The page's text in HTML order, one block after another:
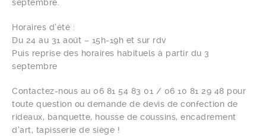
septembre.
Horaires d’été :
Du 24 au 31 août – 15h-19h et sur rdv
Puis reprise des horaires habituels à partir du 3
septembre
Contactez-nous au 06 81 54 83 01 / 06 10 81 29 48 pour
toute question ou demande de devis de confection de
rideaux, banquette, housse de coussins, encadrement
d’art, tapisserie de siège !